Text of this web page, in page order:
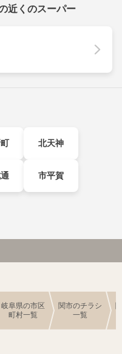
近くのスーパー
北天神
市平賀
岐阜県の市区
町村一覧
関市のチラシ
一覧